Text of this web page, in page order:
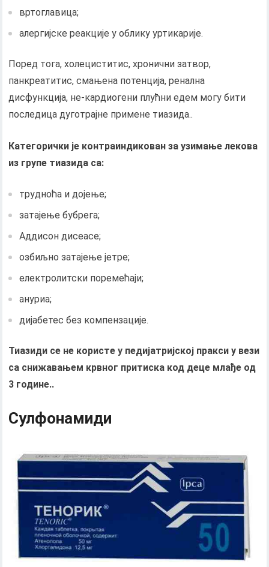
вртоглавица;
алергијске реакције у облику уртикарије.
Поред тога, холециститис, хронични затвор,
панкреатитис, смањена потенција, ренална
дисфункција, не-кардиогени плућни едем могу бити
последица дуготрајне примене тиазида..
Категорички је контраиндикован за узимање лекова
из групе тиазида са:
трудноћа и дојење;
затајење бубрега;
Аддисон дисеасе;
озбиљно затајење јетре;
електролитски поремећаји;
ануриа;
дијабетес без компензације.
Тиазиди се не користе у педијатријској пракси у вези
са снижавањем крвног притиска код деце млађе од
3 године..
Сулфонамиди